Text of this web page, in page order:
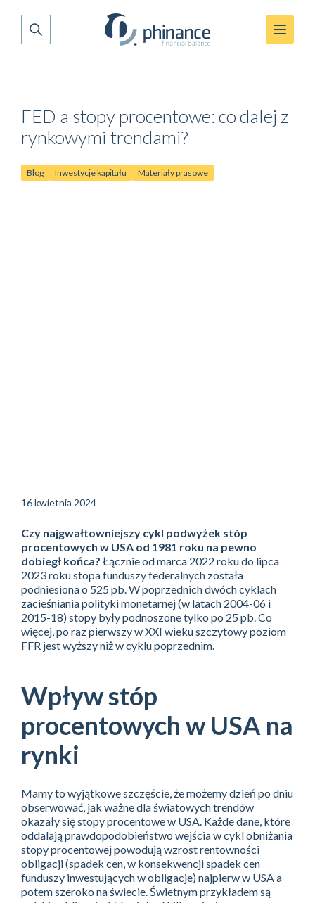
FED a stopy procentowe: co dalej z
rynkowymi trendami?
Blog Inwestycje kapitału Materiały prasowe
16 kwietnia 2024
Czy najgwałtowniejszy cykl podwyżek stóp
procentowych w USA od 1981 roku na pewno
dobiegł końca? Łącznie od marca 2022 roku do lipca
2023 roku stopa funduszy federalnych została
podniesiona o 525 pb. W poprzednich dwóch cyklach
zacieśniania polityki monetarnej (w latach 2004-06 i
2015-18) stopy były podnoszone tylko po 25 pb. Co
więcej, po raz pierwszy w XXI wieku szczytowy poziom
FFR jest wyższy niż w cyklu poprzednim.
Wpływ stóp
procentowych w USA na
rynki
Mamy to wyjątkowe szczęście, że możemy dzień po dniu
obserwować, jak ważne dla światowych trendów
okazały się stopy procentowe w USA. Każde dane, które
oddalają prawdopodobieństwo wejścia w cykl obniżania
stopy procentowej powodują wzrost rentowności
obligacji (spadek cen, w konsekwencji spadek cen
funduszy inwestujących w obligacje) najpierw w USA a
potem szeroko na świecie. Świetnym przykładem są